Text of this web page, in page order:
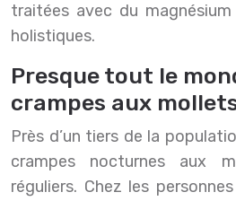
traitées avec du magnésium
holistiques.
Presque tout le
crampes aux
Près d’un tiers de la
crampes nocturnes aux
réguliers. Chez les